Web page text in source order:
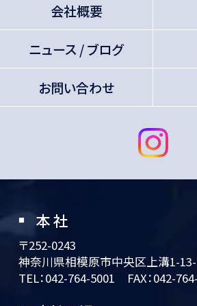
会社概要
ニュース / ブログ
お問い合わせ
本 社
〒252-0243
神奈川県相模原市中央区上溝1-
TEL：042-764-5001 FAX：042-